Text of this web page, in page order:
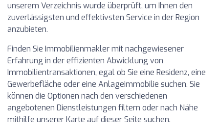
unserem Verzeichnis wurde überprüft, um Ihnen den
zuverlässigsten und effektivsten Service in der Region
anzubieten.
Finden Sie Immobilienmakler mit nachgewiesener
Erfahrung in der effizienten Abwicklung von
Immobilientransaktionen, egal ob Sie eine Residenz, eine
Gewerbefläche oder eine Anlageimmobilie suchen. Sie
können die Optionen nach den verschiedenen
angebotenen Dienstleistungen filtern oder nach Nähe
mithilfe unserer Karte auf dieser Seite suchen.